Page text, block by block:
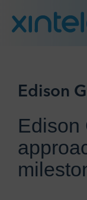
Edison
Edison